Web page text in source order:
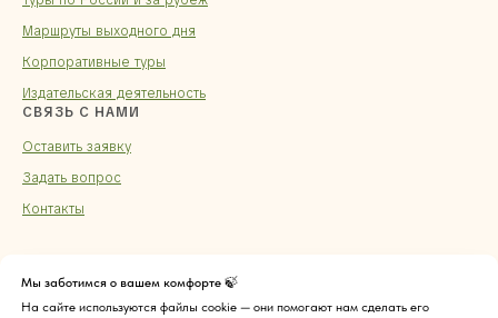
Мы заботимся о вашем комфорте 🍃
На сайте используются файлы cookie — они помогают нам сделать его
Маршруты выходного дня
Корпоративные туры
Издательская деятельность
СВЯЗЬ С НАМИ
Оставить заявку
Задать вопрос
Контакты